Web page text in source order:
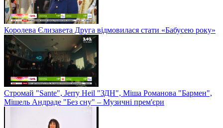
Королева Єлизавета Друга відмовилася стати «Бабусею року»
Стромай "Sante", Jerry Heil "ЗДН", Міша Романова "Бармен",
Мішель Андраде "Без сну" – Музичні прем'єри